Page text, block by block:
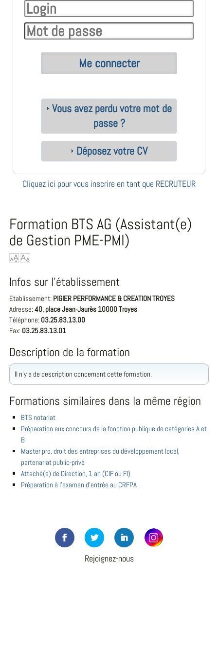
Vous avez perdu votre mot de
passe ?
Déposez votre CV
Cliquez ici pour vous inscrire en tant que RECRUTEUR
Formation BTS AG (Assistant(e)
de Gestion PME-PMI)
Infos sur l'établissement
Etablissement: PIGIER PERFORMANCE & CREATION TROYES
Adresse:40, place Jean-Jaurès 10000 Troyes
Téléphone: 03.25.83.13.00
Fax: 03.25.83.13.01
Description de la formation
Il n'y a de description concernant cette formation.
Formations similaires dans la même région
BTS notariat
Préparation aux concours de la fonction publique de catégories A et
B
Master pro. droit des entreprises du développement local,
partenariat public-privé
Attaché(e) de Direction, 1 an (CIF ou FI)
Préparation à l'examen d'entrée au CRFPA
Rejoignez-nous